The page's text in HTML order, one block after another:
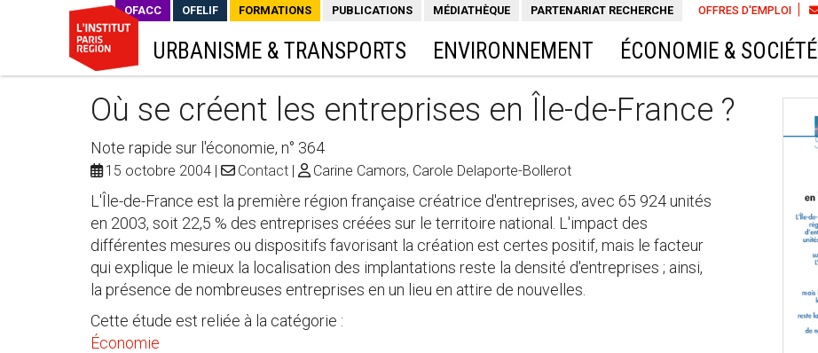
OFFRES D'EMPLOI
OFACC OFELIF FORMATIONS PUBLICATIONS MÉDIATHÈQUE PARTENARIAT RECHERCHE
URBANISME & TRANSPORTS ENVIRONNEMENT ÉCONOMIE & SOCIÉTÉ
Où se créent les entreprises en Île-de-France ?
Note rapide sur l'économie, n° 364
15 octobre 2004 Contact Carine Camors, Carole Delaporte-Bollerot
L'Île-de-France est la première région française créatrice d'entreprises, avec 65 924 unités
en 2003, soit 22,5 % des entreprises créées sur le territoire national. L'impact des
différentes mesures ou dispositifs favorisant la création est certes positif, mais le facteur
qui explique le mieux la localisation des implantations reste la densité d'entreprises ; ainsi,
la présence de nombreuses entreprises en un lieu en attire de nouvelles.
Cette étude est reliée à la catégorie :
Économie